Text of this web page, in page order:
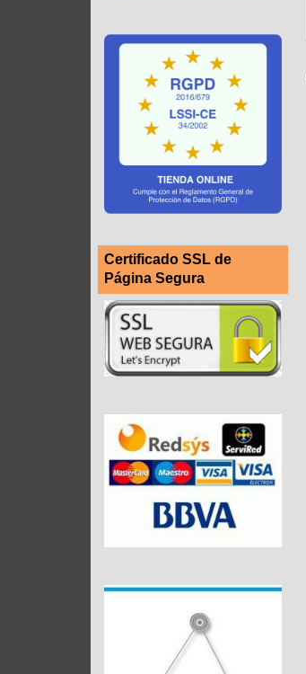
Certificado SSL de
Página Segura